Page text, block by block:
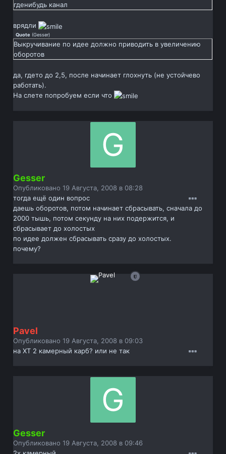
гденибудь канал
врядли
Quote (Gesser)
Выкручивание по идее должно приводить в увеличению
оборотов
да, гдето до 2,5, после начинает глохнуть (не устойчево
работать).
На слете попробуем если что
Gesser
Опубликовано19 Августа, 2008 в 08:28
тогда ещё один вопрос
даешь оборотов, потом начинает сбрасывать, сначала до
2000 тышь, потом секунду на них подержится, и
сбрасывает до холостых
по идее должен сбрасывать сразу до холостых.
почему?
Pavel
Опубликовано19 Августа, 2008 в 09:03
на ХТ 2 камерный карб? или не так
Gesser
Опубликовано19 Августа, 2008 в 09:46